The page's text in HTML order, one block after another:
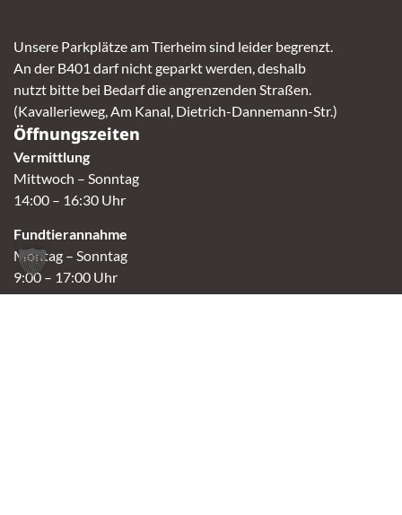
Unsere Parkplätze am Tierheim sind leider begrenzt.
An der B401 darf nicht geparkt werden, deshalb
nutzt bitte bei Bedarf die angrenzenden Straßen.
(Kavallerieweg, Am Kanal, Dietrich-Dannemann-Str.)
Öffnungszeiten
Vermittlung
Mittwoch – Sonntag
14:00 – 16:30 Uhr
Fundtierannahme
Montag – Sonntag
9:00 – 17:00 Uhr